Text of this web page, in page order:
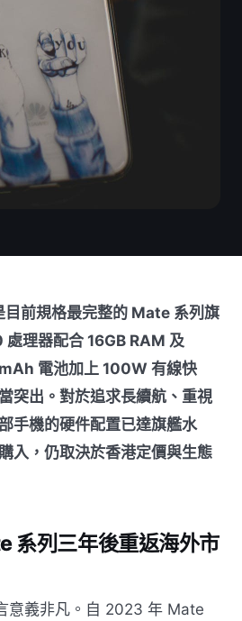
前規格最完整的 Mate 系列旗
理器配合 16GB RAM 及
電池加上 100W 有線快
突出。對於追求長續航、重視
手機的硬件配置已達旗艦水
入，仍取決於香港定價與生態
系列三年後重返海外市
意義非凡。自 2023 年 Mate